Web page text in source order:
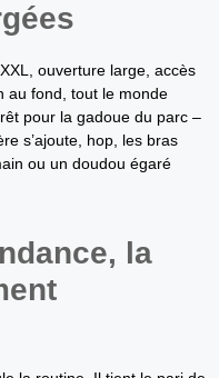
ouverture large, accès
au fond, tout le monde
pour la gadoue du parc –
s’ajoute, hop, les bras
ou un doudou égaré
la